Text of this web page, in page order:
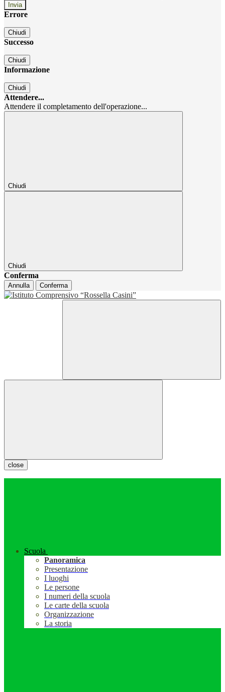
Errore
Chiudi
Successo
Chiudi
Informazione
Chiudi
Attendere...
Attendere il completamento dell'operazione...
Chiudi
Chiudi
Conferma
Annulla Conferma
close
Scuola
Panoramica
Presentazione
I luoghi
Le persone
I numeri della scuola
Le carte della scuola
Organizzazione
La storia